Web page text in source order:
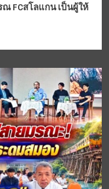
FCสโลแกน เป็นผู้ให้